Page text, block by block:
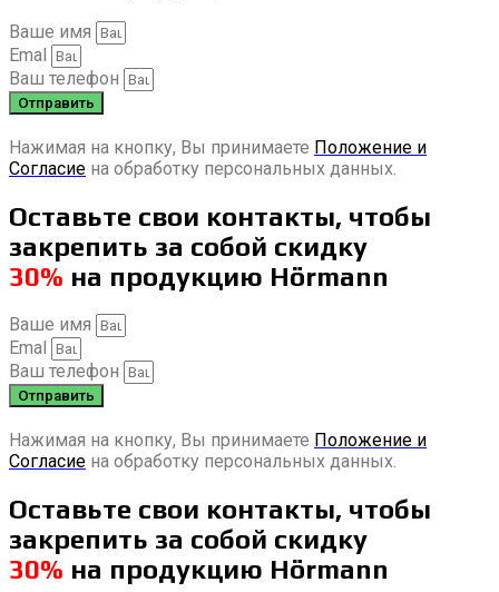
Ваше имя
Emal
Ваш телефон
Отправить
Нажимая на кнопку, Вы принимаете Положение и
Согласие на обработку персональных данных.
Оставьте свои контакты, чтобы
закрепить за собой скидку
30% на продукцию Hörmann
Ваше имя
Emal
Ваш телефон
Отправить
Нажимая на кнопку, Вы принимаете Положение и
Согласие на обработку персональных данных.
Оставьте свои контакты, чтобы
закрепить за собой скидку
30% на продукцию Hörmann